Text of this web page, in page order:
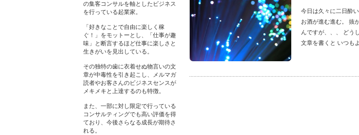
今日は久々に二日酔
お酒が進む進む。 抜
んですが、、、 どう
文章を書くと いつも
の集客コンサルを軸としたビジネス
を行っている起業家。
「好きなことで自由に楽しく稼
ぐ！」をモットーとし、「仕事が趣
味」と断言するほど仕事に楽しさと
生きがいを見出している。
その独特の歯に衣着せぬ物言いの文
章が中毒性を引き起こし、メルマガ
読者やお客さんのビジネスセンスが
メキメキと上達するのも特徴。
また、一部に対し限定で行っている
コンサルティングでも高い評価を得
ており、今後さらなる成長が期待さ
れる。